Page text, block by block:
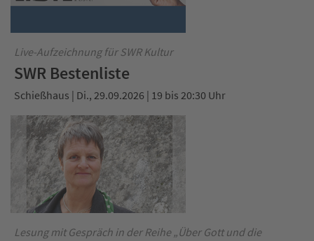
Live-Aufzeichnung für SWR Kultur
SWR Bestenliste
Schießhaus | Di., 29.09.2026 | 19 bis 20:30 Uhr
Lesung mit Gespräch in der Reihe „Über Gott und die